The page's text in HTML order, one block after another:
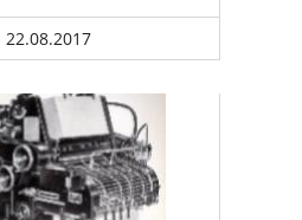
22.08.2017